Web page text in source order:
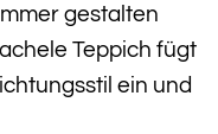
gestalten
Teppich fügt
ein und